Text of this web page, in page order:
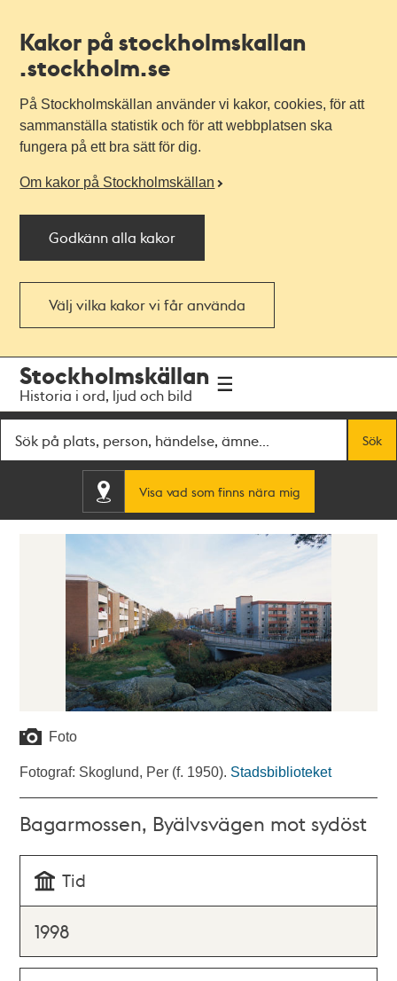
Kakor på stockholmskallan
.stockholm.se
På Stockholmskällan använder vi kakor, cookies, för att
sammanställa statistik och för att webbplatsen ska
fungera på ett bra sätt för dig.
Om kakor på Stockholmskällan
Godkänn alla kakor
Välj vilka kakor vi får använda
navigationen
huvudinnehållet
Stockholmskällan
Historia i ord, ljud och bild
Sök
Visa vad som finns nära mig
Foto
Fotograf: Skoglund, Per (f. 1950). Stadsbiblioteket
Bagarmossen, Byälvsvägen mot sydöst
Tid
1998